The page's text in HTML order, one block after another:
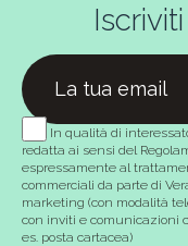
In qualità di
redatta ai sensi del
espressamente al
commerciali da parte di
marketing (con modalità
con inviti e comunicazioni
es. posta cartacea)